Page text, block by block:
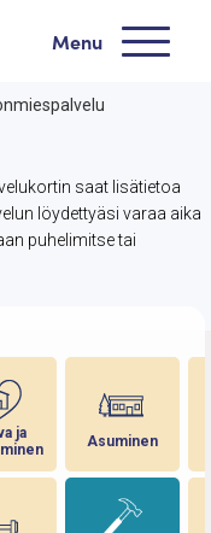
Menu
saat lisätietoa
löydettyäsi varaa aika
puhelimitse tai
ja
Asuminen